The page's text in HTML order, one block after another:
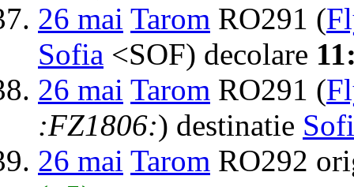
26 mai Tarom RO291 (
Sofia <SOF) decolare
26 mai Tarom RO291 (
:FZ1806:) destinatie
26 mai Tarom RO292